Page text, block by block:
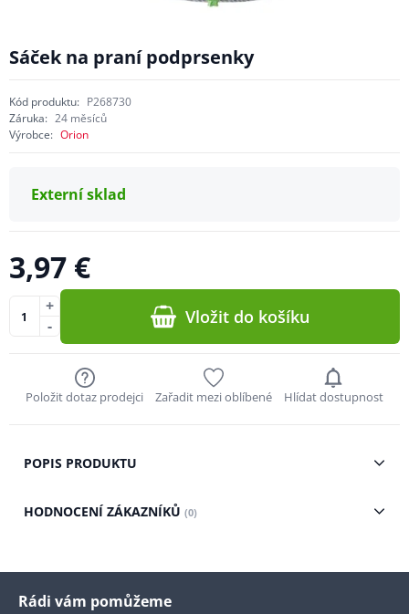
Sáček na praní podprsenky
Kód produktu: P268730
Záruka: 24 měsíců
Výrobce: Orion
Externí sklad
3,97 €
-
+ Vložit do košíku
Položit dotaz prodejci Zařadit mezi oblíbené Hlídat dostupnost
POPIS PRODUKTU
HODNOCENÍ ZÁKAZNÍKŮ (0)
Rádi vám pomůžeme